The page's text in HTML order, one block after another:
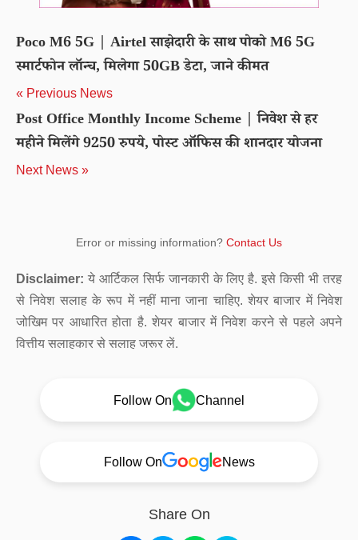
Poco M6 5G | Airtel साझेदारी के साथ पोको M6 5G
स्मार्टफोन लॉन्च, मिलेगा 50GB डेटा, जाने कीमत
« Previous News
Post Office Monthly Income Scheme | निवेश से हर
महीने मिलेंगे 9250 रुपये, पोस्ट ऑफिस की शानदार योजना
Next News »
Error or missing information? Contact Us
Disclaimer: ये आर्टिकल सिर्फ जानकारी के लिए है. इसे किसी भी तरह
से निवेश सलाह के रूप में नहीं माना जाना चाहिए. शेयर बाजार में निवेश
जोखिम पर आधारित होता है. शेयर बाजार में निवेश करने से पहले अपने
वित्तीय सलाहकार से सलाह जरूर लें.
Follow On Channel
Follow On News
Share On